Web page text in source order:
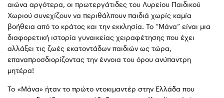
αιώνα αργότερα, οι πρωτεργάτιδες του Λυρείου Παιδικού
Χωριού συνεχίζουν να περιθάλπουν παιδιά χωρίς καμία
βοήθεια από το κράτος και την εκκλησία. Το “Μάνα” είναι μια
διαφορετική ιστορία γυναικείας χειραφέτησης που έχει
αλλάξει τις ζωές εκατοντάδων παιδιών ως τώρα,
επαναπροσδιορίζοντας την έννοια του όρου ανύπαντρη
μητέρα!
To «Μάνα» ήταν το πρώτο ντοκιμαντέρ στην Ελλάδα που